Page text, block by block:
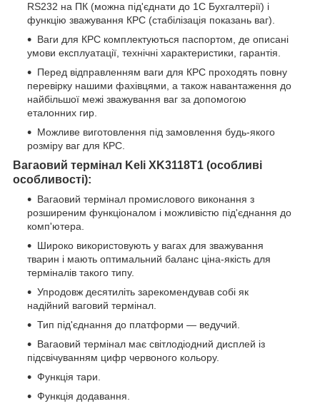
RS232 на ПК (можна під'єднати до 1С Бухгалтерії) і
функцію зважування КРС (стабілізація показань ваг).
Ваги для КРС комплектуються паспортом, де описані
умови експлуатації, технічні характеристики, гарантія.
Перед відправленням ваги для КРС проходять повну
перевірку нашими фахівцями, а також навантаження до
найбільшої межі зважування ваг за допомогою
еталонних гир.
Можливе виготовлення під замовлення будь-якого
розміру ваг для КРС.
Вагаовий термінал Keli XK3118T1 (особливі
особливості):
Вагаовий термінал промислового виконання з
розширеним функціоналом і можливістю під'єднання до
комп'ютера.
Широко використовують у вагах для зважування
тварин і мають оптимальний баланс ціна-якість для
терміналів такого типу.
Упродовж десятиліть зарекомендував собі як
надійний ваговий термінал.
Тип під'єднання до платформи — ведучий.
Вагаовий термінал має світлодіодний дисплей із
підсвічуванням цифр червоного кольору.
Функція тари.
Функція додавання.